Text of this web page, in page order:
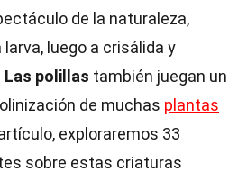
de la naturaleza,
luego a crisálida y
Las polillas también juegan un
de muchas plantas
exploraremos 33
sobre estas criaturas